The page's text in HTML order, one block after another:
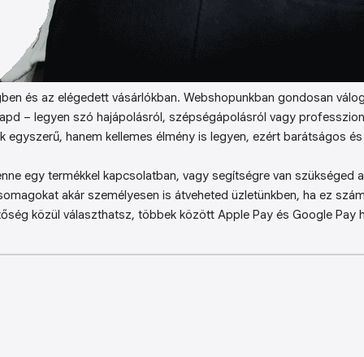
és az elégedett vásárlókban. Webshopunkban gondosan
– legyen szó hajápolásról, szépségápolásról vagy
egyszerű, hanem kellemes élmény is legyen, ezért barátságos
egy termékkel kapcsolatban, vagy segítségre van szükséged
akár személyesen is átveheted üzletünkben, ha ez
közül választhatsz, többek között Apple Pay és Google Pay